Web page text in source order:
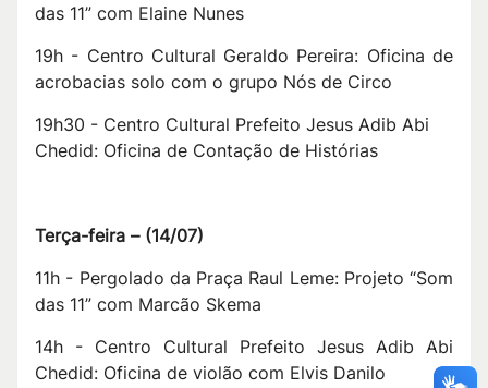
das 11” com Elaine Nunes
19h - Centro Cultural Geraldo Pereira: Oficina de
acrobacias solo com o grupo Nós de Circo
19h30 - Centro Cultural Prefeito Jesus Adib Abi
Chedid: Oficina de Contação de Histórias
Terça-feira – (14/07)
11h - Pergolado da Praça Raul Leme: Projeto “Som
das 11” com Marcão Skema
14h - Centro Cultural Prefeito Jesus Adib Abi
Chedid: Oficina de violão com Elvis Danilo